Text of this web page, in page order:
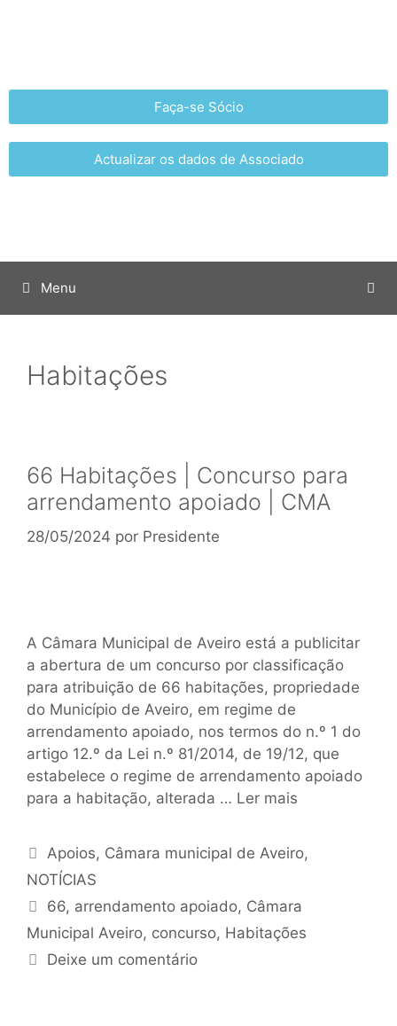
Faça-se Sócio
Actualizar os dados de Associado
Menu
Habitações
66 Habitações | Concurso para
arrendamento apoiado | CMA
28/05/2024 por Presidente
A Câmara Municipal de Aveiro está a publicitar
a abertura de um concurso por classificação
para atribuição de 66 habitações, propriedade
do Município de Aveiro, em regime de
arrendamento apoiado, nos termos do n.º 1 do
artigo 12.º da Lei n.º 81/2014, de 19/12, que
estabelece o regime de arrendamento apoiado
para a habitação, alterada … Ler mais
Apoios, Câmara municipal de Aveiro,
NOTÍCIAS
66, arrendamento apoiado, Câmara
Municipal Aveiro, concurso, Habitações
Deixe um comentário